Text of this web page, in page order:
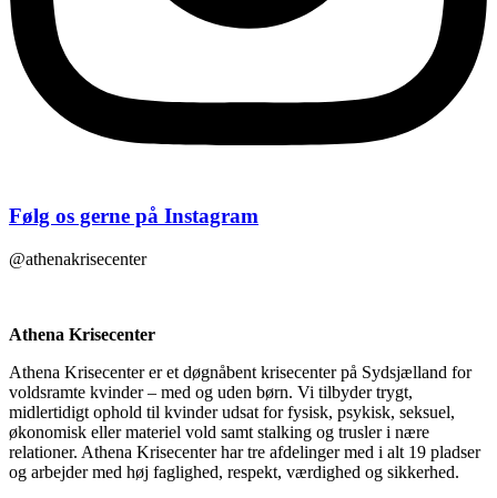
Følg os gerne på Instagram
@athenakrisecenter
Athena Krisecenter
Athena Krisecenterer et døgnåbent krisecenter på Sydsjælland for
voldsramte kvinder – med og uden børn. Vi tilbyder trygt,
midlertidigt ophold til kvinder udsat for fysisk, psykisk, seksuel,
økonomisk eller materiel vold samt stalking og trusler i nære
relationer. Athena Krisecenter har tre afdelinger med i alt 19 pladser
og arbejder med høj faglighed, respekt, værdighed og sikkerhed.